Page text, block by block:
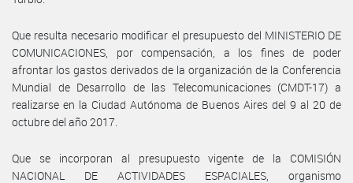
Que resulta necesario modificar el presupuesto del MINISTERIO DE
COMUNICACIONES, por compensación, a los fines de poder
afrontar los gastos derivados de la organización de la Conferencia
Mundial de Desarrollo de las Telecomunicaciones (CMDT-17) a
realizarse en la Ciudad Autónoma de Buenos Aires del 9 al 20 de
octubre del año 2017.
Que se incorporan al presupuesto vigente de la COMISIÓN
NACIONAL DE ACTIVIDADES ESPACIALES, organismo